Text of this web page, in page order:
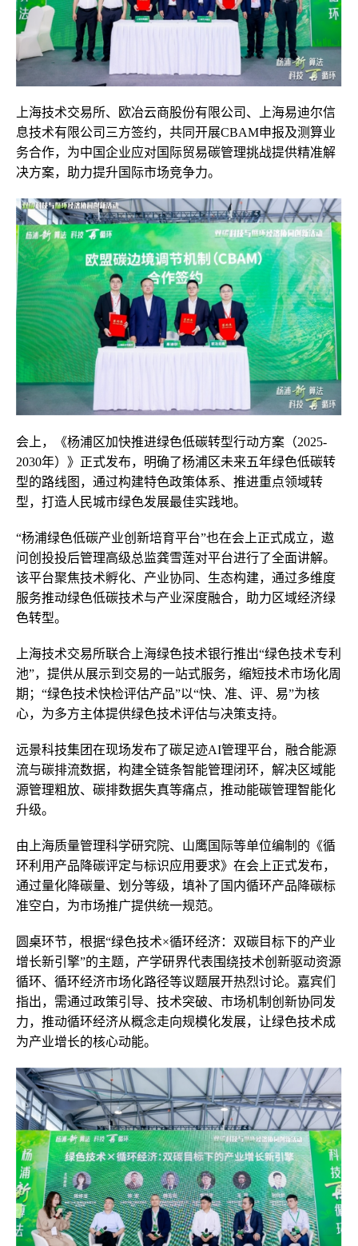
上海技术交易所、欧冶云商股份有限公司、上海易迪尔信
息技术有限公司三方签约，共同开展CBAM申报及测算业
务合作，为中国企业应对国际贸易碳管理挑战提供精准解
决方案，助力提升国际市场竞争力。
会上，《杨浦区加快推进绿色低碳转型行动方案（2025-
2030年）》正式发布，明确了杨浦区未来五年绿色低碳转
型的路线图，通过构建特色政策体系、推进重点领域转
型，打造人民城市绿色发展最佳实践地。
“杨浦绿色低碳产业创新培育平台”也在会上正式成立，遨
问创投投后管理高级总监龚雪莲对平台进行了全面讲解。
该平台聚焦技术孵化、产业协同、生态构建，通过多维度
服务推动绿色低碳技术与产业深度融合，助力区域经济绿
色转型。
上海技术交易所联合上海绿色技术银行推出“绿色技术专利
池”，提供从展示到交易的一站式服务，缩短技术市场化周
期；“绿色技术快检评估产品”以“快、准、评、易”为核
心，为多方主体提供绿色技术评估与决策支持。
远景科技集团在现场发布了碳足迹AI管理平台，融合能源
流与碳排流数据，构建全链条智能管理闭环，解决区域能
源管理粗放、碳排数据失真等痛点，推动能碳管理智能化
升级。
由上海质量管理科学研究院、山鹰国际等单位编制的《循
环利用产品降碳评定与标识应用要求》在会上正式发布，
通过量化降碳量、划分等级，填补了国内循环产品降碳标
准空白，为市场推广提供统一规范。
圆桌环节，根据“绿色技术×循环经济：双碳目标下的产业
增长新引擎”的主题，产学研界代表围绕技术创新驱动资源
循环、循环经济市场化路径等议题展开热烈讨论。嘉宾们
指出，需通过政策引导、技术突破、市场机制创新协同发
力，推动循环经济从概念走向规模化发展，让绿色技术成
为产业增长的核心动能。